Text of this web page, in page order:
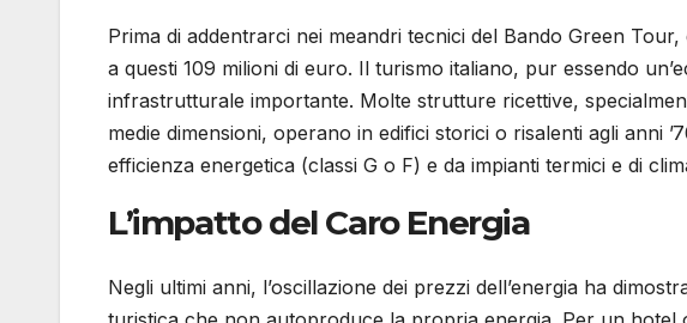
Prima di addentrarci nei meandri tecnici del Bando Green
a questi 109 milioni di euro. Il turismo italiano, pur essendo
infrastrutturale importante. Molte strutture ricettive,
medie dimensioni, operano in edifici storici o risalenti agli anni
efficienza energetica (classi G o F) e da impianti termici e di
L’impatto del Caro Energia
Negli ultimi anni, l’oscillazione dei prezzi dell’energia ha